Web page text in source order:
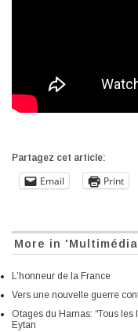
Partagez cet article:
Email Print
More in
L’honneur de la France
Vers une nouvelle guerre
Otages du Hamas: “Tous les
Eytan